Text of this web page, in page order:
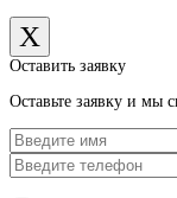
X
Оставить заявку
Оставьте заявку и мы